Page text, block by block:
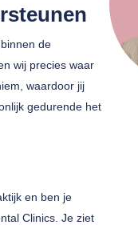
de
wij precies waar
waardoor jij
gedurende het
en ben je
Clinics. Je ziet